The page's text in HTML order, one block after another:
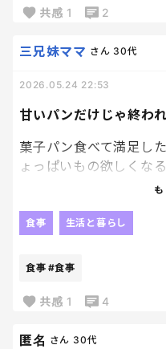
結局そうめんとか冷た
夏前って毎年こんな感
か？？
共感 1 2
甘いパンだけじゃ終われ
三兄妹ママ さん 30代
2026.05.24 22:53
菓子パン食べて満足し
ょっぱいもの欲しくな
クリームパン食べたあ
結局パンだけの食事で
甘→しょっぱい→もう一
食事 生活と暮らし
食事 #食事
共感 1 4
匿名 さん 30代